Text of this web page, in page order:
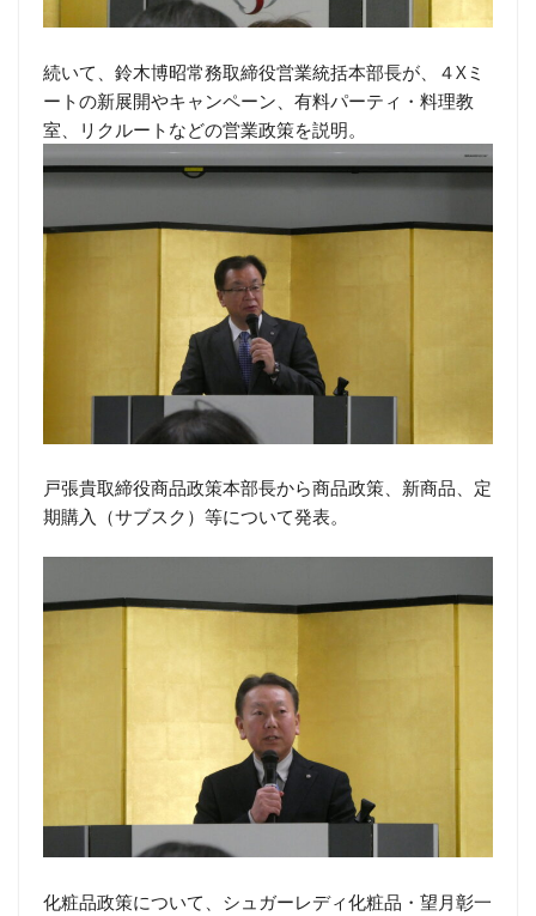
続いて、鈴木博昭常務取締役営業統括本部長が、４Xミ
ートの新展開やキャンペーン、有料パーティ・料理教
室、リクルートなどの営業政策を説明。
戸張貴取締役商品政策本部長から商品政策、新商品、定
期購入（サブスク）等について発表。
化粧品政策について、シュガーレディ化粧品・望月彰一